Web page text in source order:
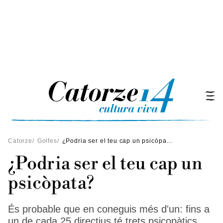
Catorze/ Golfes/ ¿Podria ser el teu cap un psicòpata?
¿Podria ser el teu cap un
psicòpata?
És probable que en coneguis més d'un: fins a